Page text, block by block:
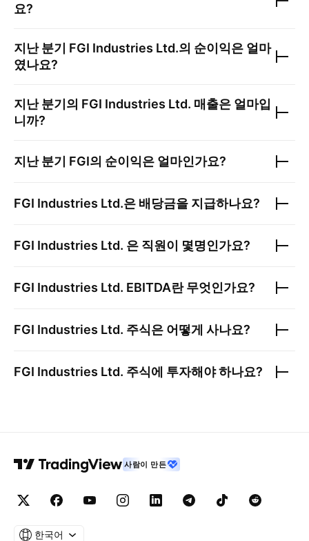
요?
지난 분기 FGI Industries Ltd.의 순이익은 얼마
였나요?
지난 분기의 FGI Industries Ltd. 매출은 얼마입
니까?
지난 분기 FGI의 순이익은 얼마인가요?
FGI Industries Ltd.은 배당금을 지급하나요?
FGI Industries Ltd. 은 직원이 몇명인가요?
FGI Industries Ltd. EBITDA란 무엇인가요?
FGI Industries Ltd. 주식은 어떻게 사나요?
FGI Industries Ltd. 주식에 투자해야 하나요?
사람이 만든
한국어